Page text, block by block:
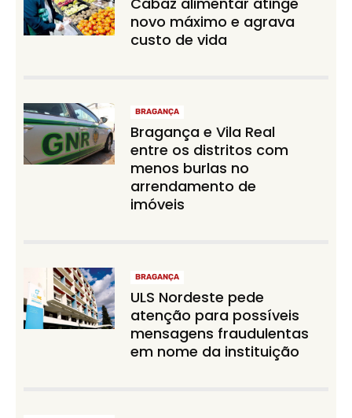
novo máximo e agrava
custo de vida
BRAGANÇA
Bragança e Vila Real
entre os distritos com
menos burlas no
arrendamento de
imóveis
BRAGANÇA
ULS Nordeste pede
atenção para possíveis
mensagens fraudulentas
em nome da instituição